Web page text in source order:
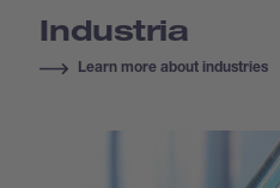
Industria
Learn more about industries